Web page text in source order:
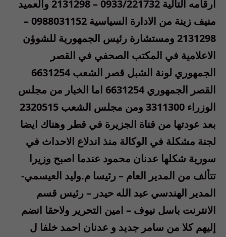
أرقامه التالية 0933/221732 – 2131298 والعميد
منيف زينة من الادارة السياسية 0988031152 –
2131298 ومستشارة رئيس الجمهورية للشوؤن
الاعلامية في المكتب الصحفي في القصر
الجمهوري لونة الشبل قصر الشعب 6631254
القصر الجمهوري 6631254 اما الخبار من مجلس
الوزراء 3311300 ومن مجلس الشعب 2320515
بعد عودتها من قناة الجزيرة في قطر وهناك ايضا
لجنة مشكلة في الوكالة منذ اندلاع الاحداث في
سورية شكلها عدنان محمود عندما اصبح وزيرا
تتألف من المدير العام – رئيسا م.وليد العيسمي-
المدير الهندسي عبد الله حيدر – رئيس قسم
الانترنت باسل نيوف – امين التحرير ولاحقا انضم
إليهم كلا من سامر جديد و عدنان احمد خلفا ل